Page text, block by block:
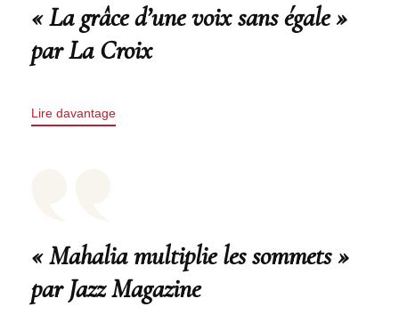
« La grâce d’une voix sans égale »
par La Croix
Lire davantage
« Mahalia multiplie les sommets »
par Jazz Magazine